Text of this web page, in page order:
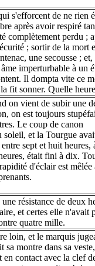
s'efforcent de ne rien
après avoir respiré
complètement perdu ;
; sortir de la mort
une secousse ;
imperturbable à un
Il dompta vite ce
fit sonner. Quelle
on vient de subir une
on est toujours
Le coup de canon
soleil, et la Tourgue
sept et huit heures,
était fini à dix.
d'éclair est mêlée
résistance de deux
et certes elle n'avait
quatre mille.
loin, et le marquis
sa montre dans sa
contact avec la clef